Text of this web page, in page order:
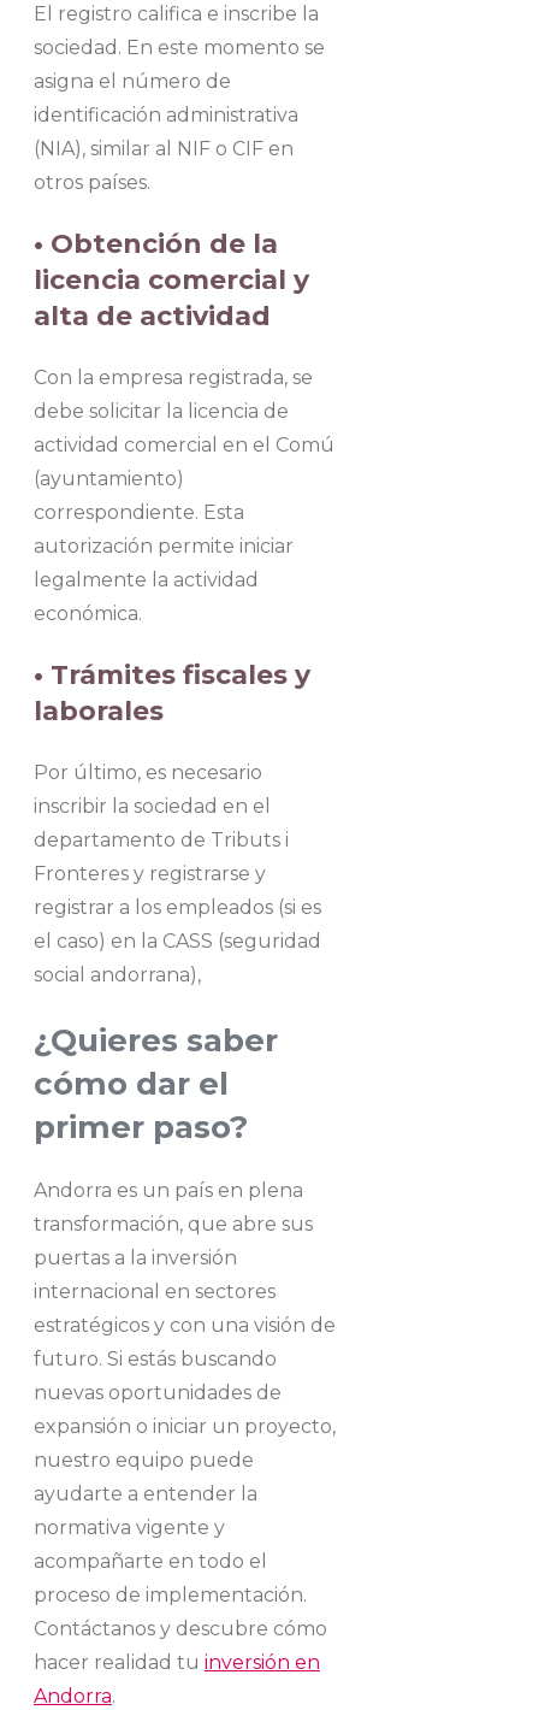
El registro califica e inscribe la
sociedad. En este momento se
asigna el número de
identificación administrativa
(NIA), similar al NIF o CIF en
otros países.
• Obtención de la
licencia comercial y
alta de actividad
Con la empresa registrada, se
debe solicitar la licencia de
actividad comercial en el Comú
(ayuntamiento)
correspondiente. Esta
autorización permite iniciar
legalmente la actividad
económica.
• Trámites fiscales y
laborales
Por último, es necesario
inscribir la sociedad en el
departamento de Tributs i
Fronteres y registrarse y
registrar a los empleados (si es
el caso) en la CASS (seguridad
social andorrana),
¿Quieres saber
cómo dar el
primer paso?
Andorra es un país en plena
transformación, que abre sus
puertas a la inversión
internacional en sectores
estratégicos y con una visión de
futuro. Si estás buscando
nuevas oportunidades de
expansión o iniciar un proyecto,
nuestro equipo puede
ayudarte a entender la
normativa vigente y
acompañarte en todo el
proceso de implementación.
Contáctanos y descubre cómo
hacer realidad tu inversión en
Andorra.